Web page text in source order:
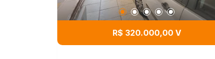
R$ 320.000,00 V